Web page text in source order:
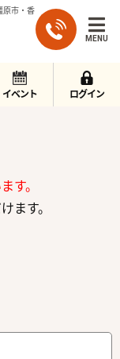
原市・香
MENU
イベント ログイン
す。
ます。